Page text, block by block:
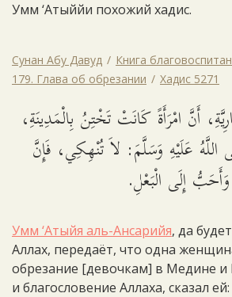
Умм ‘Атыййи похожий хадис.
Сунан Абу Давуд
Книга
179. Глава об обрезании
Хадис 5271
أَنَّ امْرَأَةً كَانَتْ تَخْتِنُ بِالْمَدِينَةِ،
اللَّهُ عَلَيْهِ وَسَلَّمَ: لاَ تُنْهِكِي، فَإِنَّ
إِلَى الْبَعْلِ.
Умм ‘Атыйя аль-Ансарийя, да
Аллах, передаёт, что одна
обрезание [девочкам] в Медине
и благословение Аллаха, сказал ей: